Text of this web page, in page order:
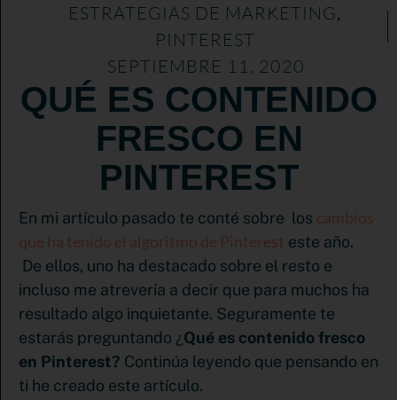
ESTRATEGIAS DE MARKETING,
PINTEREST
SEPTIEMBRE 11, 2020
QUÉ ES CONTENIDO
FRESCO EN
PINTEREST
En mi artículo pasado te conté sobre los cambios
que ha tenido el algoritmo de Pinterest este año.
De ellos, uno ha destacado sobre el resto e
incluso me atrevería a decir que para muchos ha
resultado algo inquietante. Seguramente te
estarás preguntando ¿Qué es contenido fresco
en Pinterest? Continúa leyendo que pensando en
ti he creado este artículo.